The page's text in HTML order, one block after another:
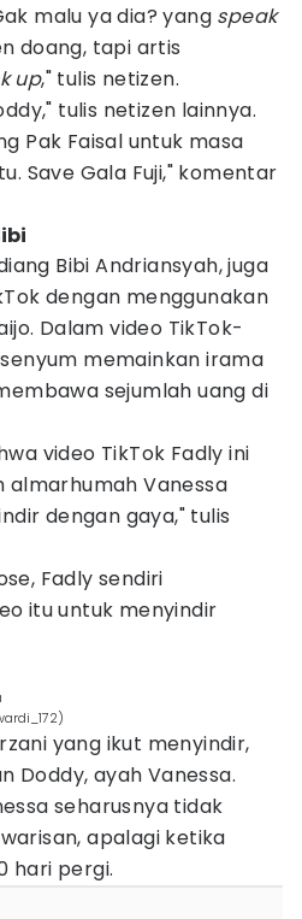
malu ya dia? yang speak
doang, tapi artis
up," tulis netizen.
tulis netizen lainnya.
Pak Faisal untuk masa
Save Gala Fuji," komentar
Bibi Andriansyah, juga
dengan menggunakan
Dalam video TikTok-
memainkan irama
sejumlah uang di
video TikTok Fadly ini
almarhumah Vanessa
dengan gaya," tulis
Fadly sendiri
itu untuk menyindir
yang ikut menyindir,
Doddy, ayah Vanessa.
seharusnya tidak
apalagi ketika
hari pergi.